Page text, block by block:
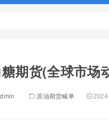
期货(全球市场
原油期货喊单